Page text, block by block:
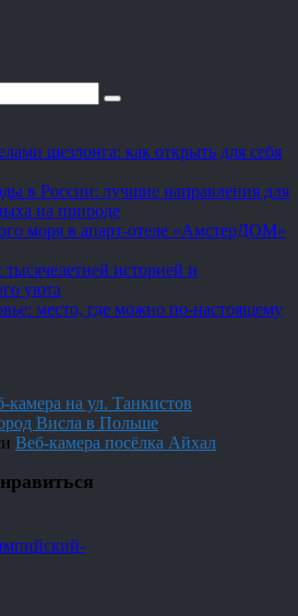
шезлонга: как открыть для себя
в России: лучшие направления для
на природе
моря в апарт-отеле «АмстерДОМ»
историей и
уюта
место, где можно по-настоящему
камера на ул. Танкистов
Висла в Польше
Веб-камера посёлка Айхал